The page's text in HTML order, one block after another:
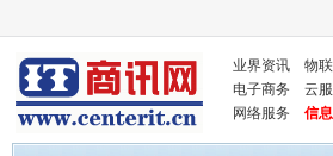
业界资讯 物
电子商务
云
网络服务
信